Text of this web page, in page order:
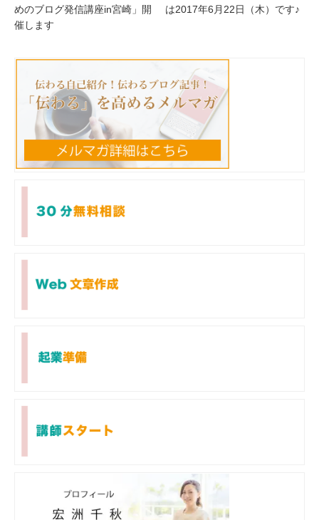
めのブログ発信講座in宮崎」開
催します
は2017年6月22日（木）です♪